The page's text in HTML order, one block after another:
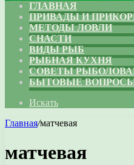
ГЛАВНАЯ
ПРИВАДЫ И
МЕТОДЫ ЛОВЛИ
СНАСТИ
ВИДЫ РЫБ
РЫБНАЯ КУХНЯ
СОВЕТЫ
БЫТОВЫЕ
Искать
Главная/матчевая
матчевая